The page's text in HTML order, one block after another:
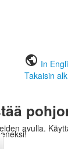
public In
Takaisin
avulla.